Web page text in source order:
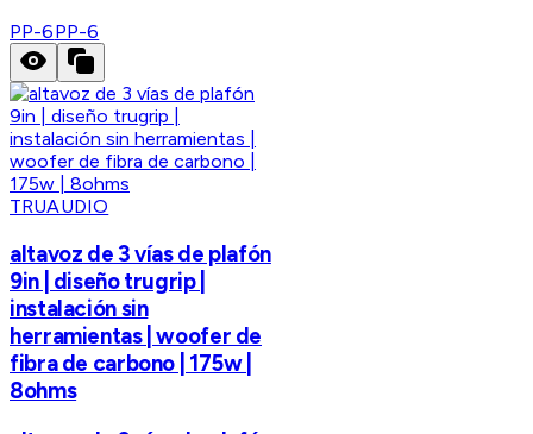
PP-6PP-6
TRUAUDIO
altavoz de 3 vías de plafón
9in | diseño trugrip |
instalación sin
herramientas | woofer de
fibra de carbono | 175w |
8ohms